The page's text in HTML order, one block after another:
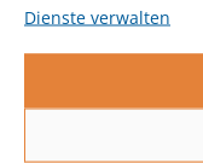
Dienste verwalten
Impressum Datenschutz